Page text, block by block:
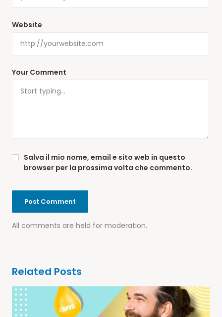
Your Comment
All comments are held for moderation.
Website
Salva il mio nome, email e sito web in questo
browser per la prossima volta che commento.
Related Posts